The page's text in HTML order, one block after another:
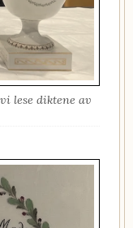
lese diktene av